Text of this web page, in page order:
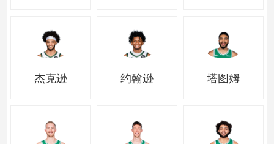
杰克逊 约翰逊 塔图姆